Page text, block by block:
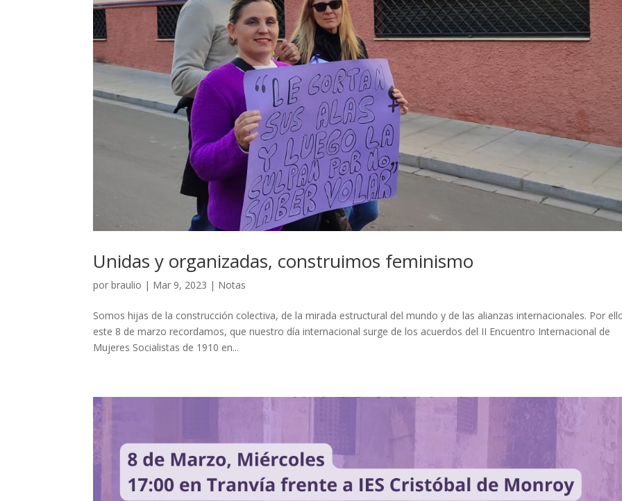
Unidas y organizadas, construimos feminismo
porbraulio | Mar 9, 2023 | Notas
Somos hijas de la construcción colectiva, de la mirada estructural del mundo y de las alianzas internacionales. Por
este 8 de marzo recordamos, que nuestro día internacional surge de los acuerdos del II Encuentro Internacional de
Mujeres Socialistas de 1910 en...